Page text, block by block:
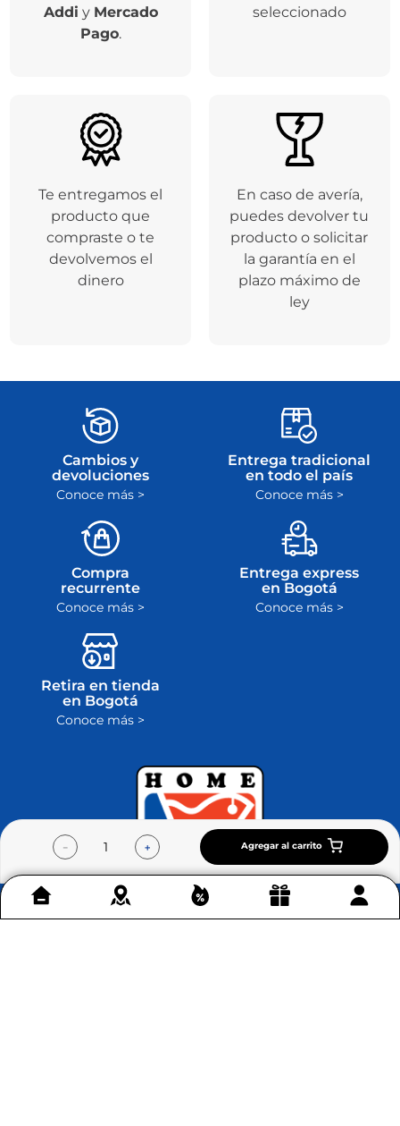
＋
－ Agregar al carrito
Addi y Mercado
Pago.
seleccionado
Te entregamos el
producto que
compraste o te
devolvemos el
dinero
En caso de avería,
puedes devolver tu
producto o solicitar
la garantía en el
plazo máximo de
ley
Cambios y
devoluciones
Conoce más >
Entrega tradicional
en todo el país
Conoce más >
Compra
recurrente
Conoce más >
Entrega express
en Bogotá
Conoce más >
Retira en tienda
en Bogotá
Conoce más >